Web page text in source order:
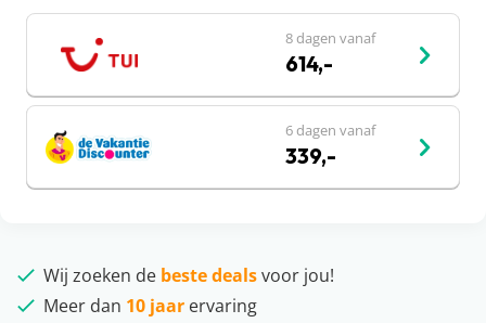
8 dagen vanaf
614,-
6 dagen vanaf
339,-
Wij zoeken de beste dealsvoor jou!
Meer dan 10 jaar ervaring